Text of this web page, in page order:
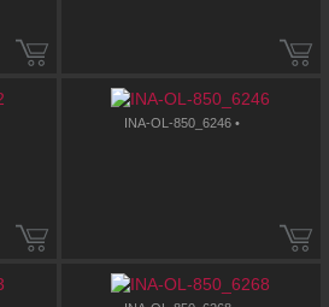
INA-OL-850_6246 •